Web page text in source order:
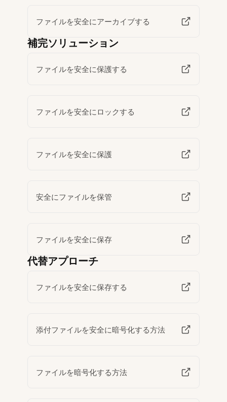
ファイルを安全にアーカイブする
補完ソリューション
ファイルを安全に保護する
ファイルを安全にロックする
ファイルを安全に保護
安全にファイルを保管
ファイルを安全に保存
代替アプローチ
ファイルを安全に保存する
添付ファイルを安全に暗号化する方法
ファイルを暗号化する方法